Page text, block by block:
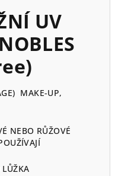
UV
MAKE-UP,
NEBO RŮŽOVÉ